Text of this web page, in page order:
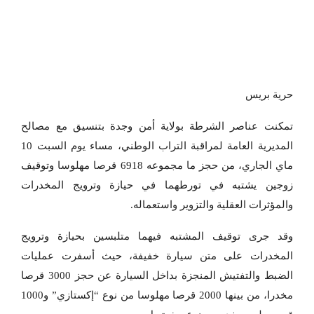
حرية بريس
تمكنت عناصر الشرطة بولاية أمن وجدة بتنسيق مع مصالح
المديرية العامة لمراقبة التراب الوطني، مساء يوم السبت 10
ماي الجاري، من حجز ما مجموعه 6918 قرصا مهلوسا وتوقيف
زوجين يشتبه في تورطهما في حيازة وترويج المخدرات
والمؤثرات العقلية والتزوير واستعماله.
وقد جرى توقيف المشتبه فيهما متلبسين بحيازة وترويج
المخدرات على متن سيارة خفيفة، حيث أسفرت عمليات
الضبط والتفتيش المنجزة بداخل السيارة عن حجز 3000 قرصا
مخدرا، من بينها 2000 قرصا مهلوسا من نوع “إكستازي” و1000